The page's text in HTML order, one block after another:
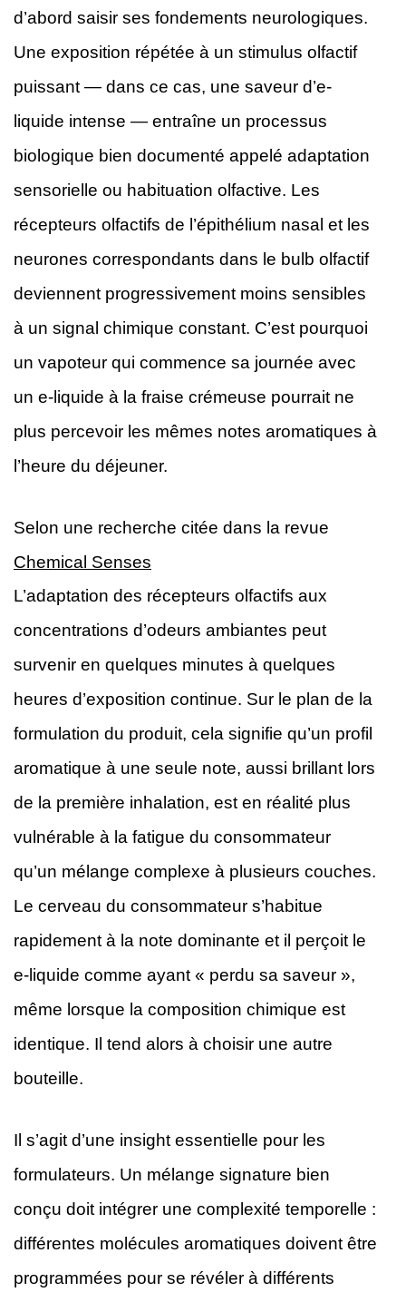
d’abord saisir ses fondements neurologiques.
Une exposition répétée à un stimulus olfactif
puissant — dans ce cas, une saveur d’e-
liquide intense — entraîne un processus
biologique bien documenté appelé adaptation
sensorielle ou habituation olfactive. Les
récepteurs olfactifs de l’épithélium nasal et les
neurones correspondants dans le bulb olfactif
deviennent progressivement moins sensibles
à un signal chimique constant. C’est pourquoi
un vapoteur qui commence sa journée avec
un e-liquide à la fraise crémeuse pourrait ne
plus percevoir les mêmes notes aromatiques à
l’heure du déjeuner.
Selon une recherche citée dans la revue
Chemical Senses
L’adaptation des récepteurs olfactifs aux
concentrations d’odeurs ambiantes peut
survenir en quelques minutes à quelques
heures d’exposition continue. Sur le plan de la
formulation du produit, cela signifie qu’un profil
aromatique à une seule note, aussi brillant lors
de la première inhalation, est en réalité plus
vulnérable à la fatigue du consommateur
qu’un mélange complexe à plusieurs couches.
Le cerveau du consommateur s’habitue
rapidement à la note dominante et il perçoit le
e-liquide comme ayant « perdu sa saveur »,
même lorsque la composition chimique est
identique. Il tend alors à choisir une autre
bouteille.
Il s’agit d’une insight essentielle pour les
formulateurs. Un mélange signature bien
conçu doit intégrer une complexité temporelle :
différentes molécules aromatiques doivent être
programmées pour se révéler à différents